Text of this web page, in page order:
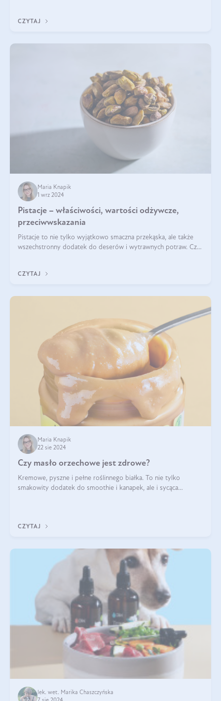
CZYTAJ
Maria Knapik
1 wrz 2024
Pistacje – właściwości, wartości odżywcze,
przeciwwskazania
Pistacje to nie tylko wyjątkowo smaczna przekąska, ale także
wszechstronny dodatek do deserów i wytrawnych potraw. Czy
CZYTAJ
Maria Knapik
22 sie 2024
Czy masło orzechowe jest zdrowe?
Kremowe, pyszne i pełne roślinnego białka. To nie tylko
smakowity dodatek do smoothie i kanapek, ale i sycąca
CZYTAJ
lek. wet. Marika Chaszczyńska